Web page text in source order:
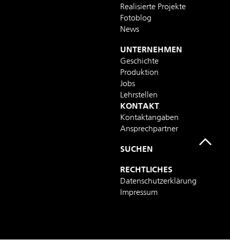
Realisierte Projekte
Fotoblog
News
UNTERNEHMEN
Geschichte
Produktion
Jobs
Lehrstellen
KONTAKT
Kontaktangaben
Ansprechpartner
SUCHEN
RECHTLICHES
Datenschutzerklärung
Impressum